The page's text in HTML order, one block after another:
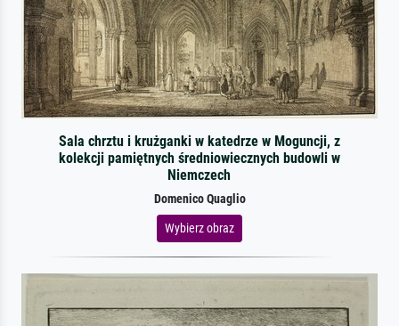
Sala chrztu i krużganki w katedrze w Moguncji, z
kolekcji pamiętnych średniowiecznych budowli w
Niemczech
Domenico Quaglio
Wybierz obraz